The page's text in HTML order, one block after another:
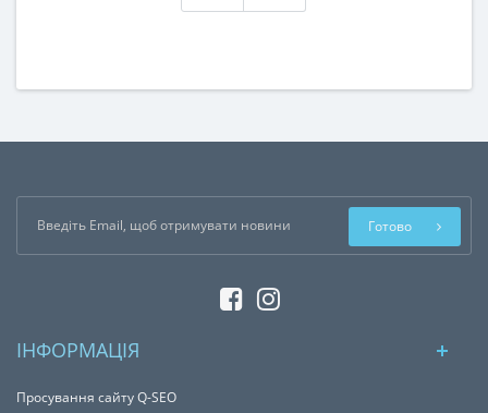
Готово
ІНФОРМАЦІЯ
Просування сайту Q-SEO